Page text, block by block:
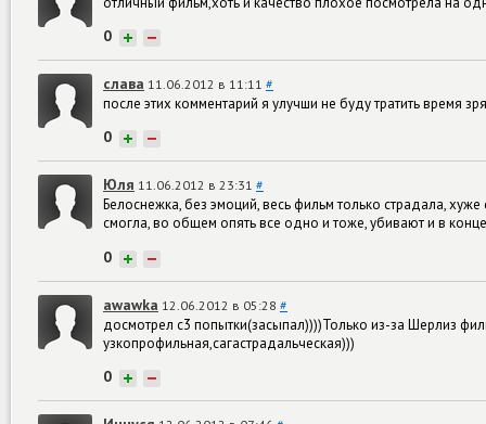
0 + −
слава 11.06.2012 в 11:11 #
после этих комментарий я улучши не буду тратить время
0 + −
Юля 11.06.2012 в 23:31 #
Белоснежка, без эмоций, весь фильм только страдала,
смогла, во общем опять все одно и тоже, убивают и в
0 + −
awawka 12.06.2012 в 05:28 #
досмотрел с3 попытки(засыпал))))Только из-за Шерлиз
узкопрофильная,сагастрадальческая)))
0 + −